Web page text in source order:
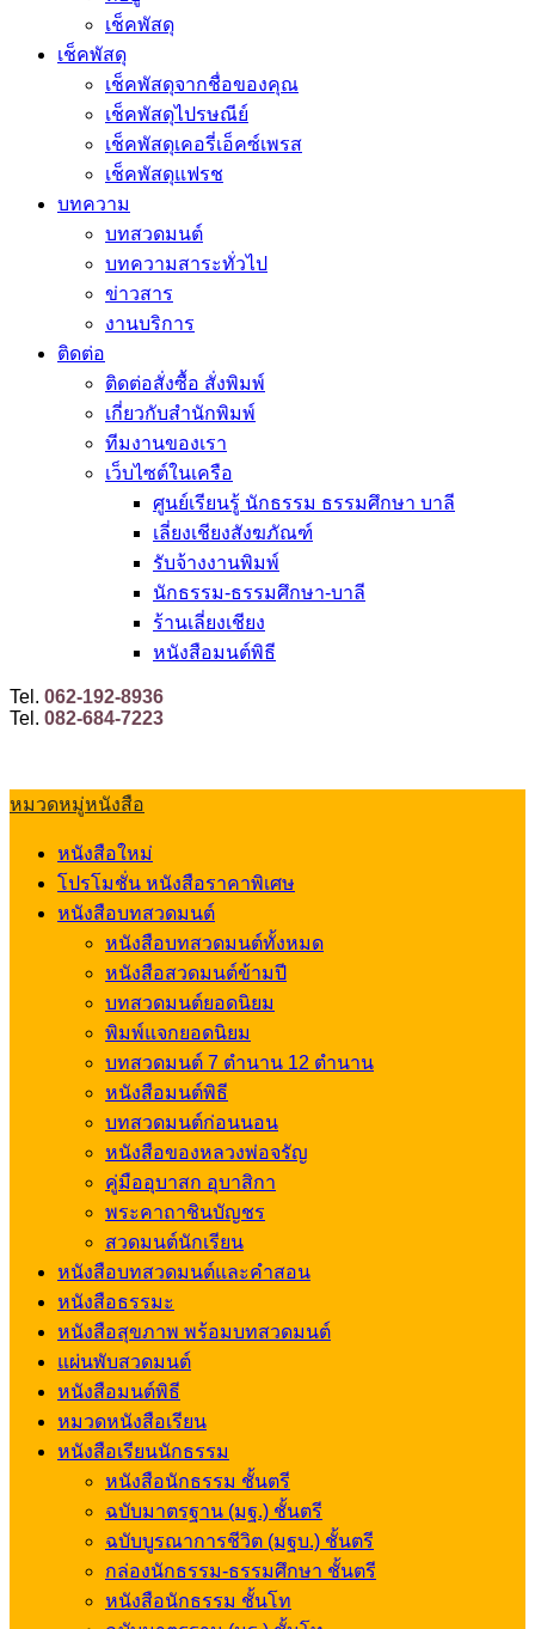
เช็คพัสดุ
เช็คพัสดุ
เช็คพัสดุจากชื่อของคุณ
เช็คพัสดุไปรษณีย์
เช็คพัสดุเคอรี่เอ็คซ์เพรส
เช็คพัสดุแฟรช
บทความ
บทสวดมนต์
บทความสาระทั่วไป
ข่าวสาร
งานบริการ
ติดต่อ
ติดต่อสั่งซื้อ สั่งพิมพ์
เกี่ยวกับสำนักพิมพ์
ทีมงานของเรา
เว็บไซต์ในเครือ
ศูนย์เรียนรู้ นักธรรม ธรรมศึกษา บาลี
เลี่ยงเชียงสังฆภัณฑ์
รับจ้างงานพิมพ์
นักธรรม-ธรรมศึกษา-บาลี
ร้านเลี่ยงเชียง
หนังสือมนต์พิธี
Tel. 062-192-8936
Tel. 082-684-7223
หมวดหมู่หนังสือ
หนังสือใหม่
โปรโมชั่น หนังสือราคาพิเศษ
หนังสือบทสวดมนต์
หนังสือบทสวดมนต์ทั้งหมด
หนังสือสวดมนต์ข้ามปี
บทสวดมนต์ยอดนิยม
พิมพ์แจกยอดนิยม
บทสวดมนต์ 7 ตำนาน 12 ตำนาน
หนังสือมนต์พิธี
บทสวดมนต์ก่อนนอน
หนังสือของหลวงพ่อจรัญ
คู่มืออุบาสก อุบาสิกา
พระคาถาชินบัญชร
สวดมนต์นักเรียน
หนังสือบทสวดมนต์และคำสอน
หนังสือธรรมะ
หนังสือสุขภาพ พร้อมบทสวดมนต์
แผ่นพับสวดมนต์
หนังสือมนต์พิธี
หมวดหนังสือเรียน
หนังสือเรียนนักธรรม
หนังสือนักธรรม ชั้นตรี
ฉบับมาตรฐาน (มฐ.) ชั้นตรี
ฉบับบูรณาการชีวิต (มฐบ.) ชั้นตรี
กล่องนักธรรม-ธรรมศึกษา ชั้นตรี
หนังสือนักธรรม ชั้นโท